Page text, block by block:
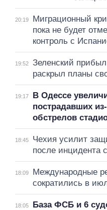
20:19
Миграционный
пока не будет
контроль с
19:52
Зеленский
раскрыл планы
19:17
В Одессе
пострадавших
обстрелов
18:45
Чехия усилит
после инцидента
18:09
Международные
сократились в
18:05
База ФСБ и 6